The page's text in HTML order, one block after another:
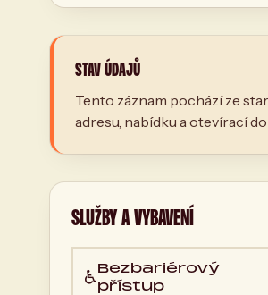
STAV ÚDAJŮ
Tento záznam pochází ze
adresu, nabídku a otevírací
SLUŽBY A VYBAVENÍ
♿Bezbariérový
přístup